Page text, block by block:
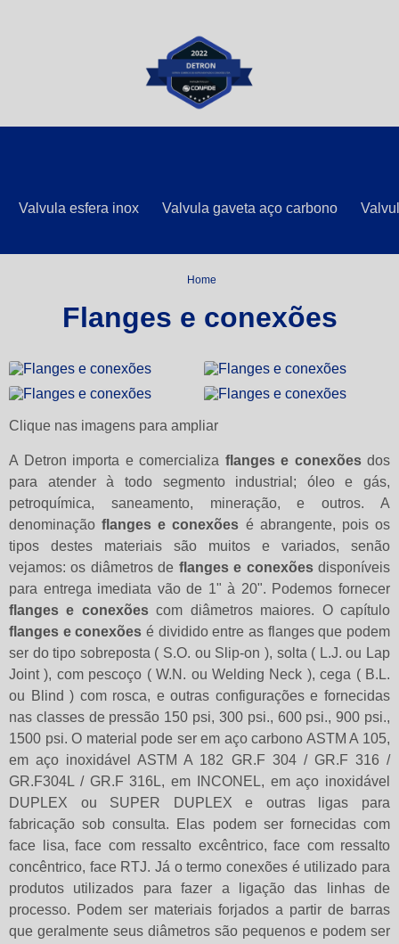
Valvula esfera inox Valvula gaveta aço carbono
Home
Flanges e conexões
Clique nas imagens para ampliar
A Detron importa e comercializa flanges e conexõesdos
para atender à todo segmento industrial; óleo e gás,
petroquímica, saneamento, mineração, e outros. A
denominaçãoflanges e conexões é abrangente, pois os
tipos destes materiais são muitos e variados, senão
vejamos: os diâmetros de flanges e conexõesdisponíveis
para entrega imediata vão de 1" à 20". Podemos fornecer
flanges e conexõescom diâmetros maiores. O capítulo
flanges e conexões é dividido entre as flanges que podem
ser do tipo sobreposta ( S.O. ou Slip-on ), solta ( L.J. ou Lap
Joint ), com pescoço ( W.N. ou Welding Neck ), cega ( B.L.
ou Blind ) com rosca, e outras configurações e fornecidas
nas classes de pressão 150 psi, 300 psi., 600 psi., 900 psi.,
1500 psi. O material pode ser em aço carbono ASTM A 105,
em aço inoxidável ASTM A 182 GR.F 304 / GR.F 316 /
GR.F304L / GR.F 316L, em INCONEL, em aço inoxidável
DUPLEX ou SUPER DUPLEX e outras ligas para
fabricação sob consulta. Elas podem ser fornecidas com
face lisa, face com ressalto excêntrico, face com ressalto
concêntrico, face RTJ. Já o termo conexões é utilizado para
produtos utilizados para fazer a ligação das linhas de
processo. Podem ser materiais forjados a partir de barras
que geralmente seus diâmetros são pequenos e podem ser